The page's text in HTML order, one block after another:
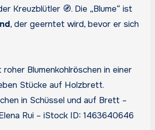
Kreuzblütler 🧭. Die „Blume“ ist
, der geerntet wird, bevor er sich
in Schüssel und auf Brett –
Rui – iStock ID: 1463640646